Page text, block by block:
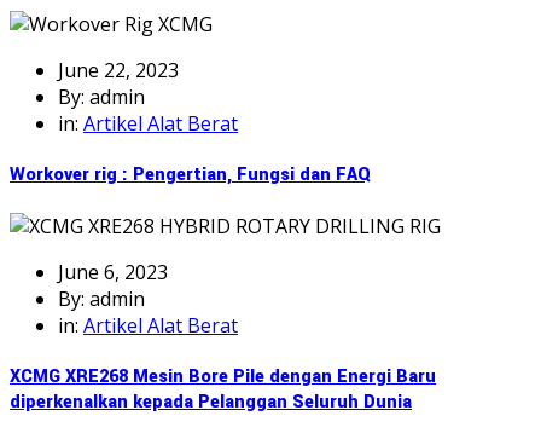
June 22, 2023
By: admin
in: Artikel Alat Berat
Workover rig : Pengertian, Fungsi dan FAQ
June 6, 2023
By: admin
in: Artikel Alat Berat
XCMG XRE268 Mesin Bore Pile dengan Energi Baru
diperkenalkan kepada Pelanggan Seluruh Dunia